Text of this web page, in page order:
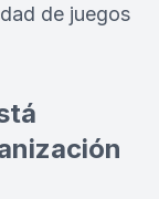
de juegos